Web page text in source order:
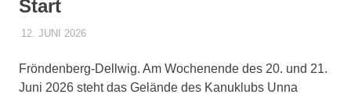
Fotos
Videos
Start
12. JUNI 2026DENNISZ
ALLGEMEIN
Fröndenberg-Dellwig. Am Wochenende des 20. und 21.
Juni 2026 steht das Gelände des Kanuklubs Unna